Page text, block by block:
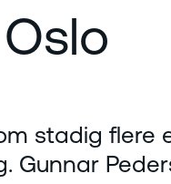
stadig flere
Gunnar